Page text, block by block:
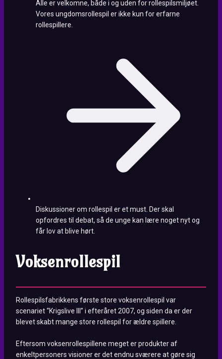
Alle er velkomne, både i og uden for rollespilsmiljøet.
Vores ungdomsrollespil er ikke kun for erfarne
rollespillere.
Diskussioner om rollespil er et must. Der skal
opfordres til debat, så de unge kan lære noget nyt og
får lov at blive hørt.
Voksenrollespil
Rollespilsfabrikkens første store voksenrollespil var
scenariet “Krigslive III” i efteråret 2007, og siden da er der
blevet skabt mange store rollespil for ældre spillere.
Eftersom voksenrollespillene meget er produkter af
enkeltpersoners visioner er det endnu sværere at gøre sig